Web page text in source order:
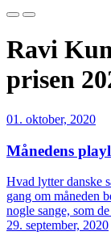
Ravi
prisen
01. oktober, 2020
Månedens
Hvad lytter danske
gang om måneden
nogle sange, som
29. september, 2020